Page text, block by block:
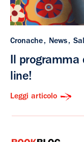
Cronache News
Il programma
line!
Leggi articolo